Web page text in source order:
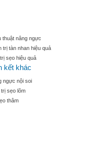
thuật nâng ngực
trị tàn nhan hiệu quả
sẹo hiệu quả
kết khác
ngực nội soi
sẹo lõm
thâm